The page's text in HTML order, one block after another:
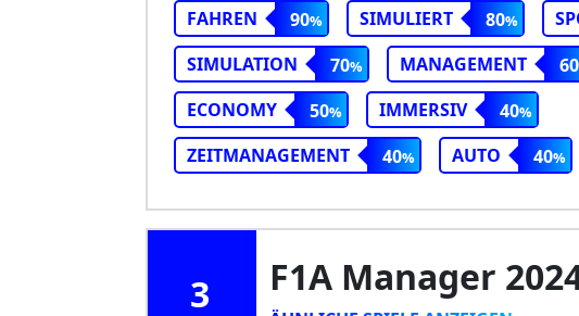
FAHREN
90 SIMULIERT 80
SIMULATION
70 MANAGEMENT
60
ECONOMY
50 IMMERSIV
40
ZEITMANAGEMENT
40 AUTO 40
3 F1A Manager